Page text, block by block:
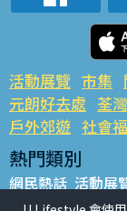
活動展覽 市集
元朗好去處 荃
戶外郊遊 社會
熱門類別
網民熱話 活動展
銅鑼灣好去處 元